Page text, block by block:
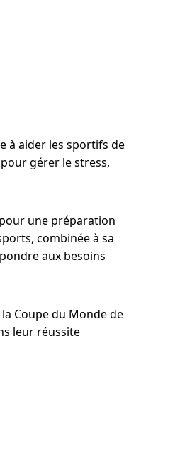
à aider les sportifs de
gérer le stress,
une préparation
combinée à sa
aux besoins
Coupe du Monde de
leur réussite